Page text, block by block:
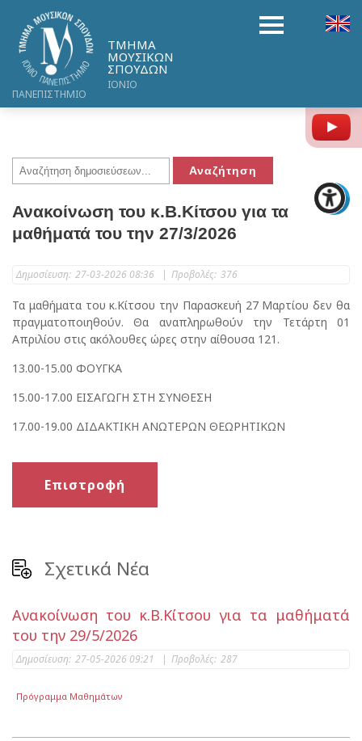
ΤΜΗΜΑ
ΜΟΥΣΙΚΩΝ
ΣΠΟΥΔΩΝ
ΙΟΝΙΟ
ΠΑΝΕΠΙΣΤΗΜΙΟ
Ανακοίνωση του κ.Β.Κίτσου για τα
μαθήματά του την 27/3/2026
Δημοσίευση: 27-03-2026 08:36 | Προβολές: 376
Τα μαθήματα του κ.Κίτσου την Παρασκευή 27 Μαρτίου δεν θα
πραγματοποιηθούν. Θα αναπληρωθούν την Τετάρτη 01
Απριλίου στις ακόλουθες ώρες στην αίθουσα 121.
13.00-15.00 ΦΟΥΓΚΑ
15.00-17.00 ΕΙΣΑΓΩΓΗ ΣΤΗ ΣΥΝΘΕΣΗ
17.00-19.00 ΔΙΔΑΚΤΙΚΗ ΑΝΩΤΕΡΩΝ ΘΕΩΡΗΤΙΚΩΝ
Επιστροφή
Σχετικά Νέα
Ανακοίνωση του κ.Β.Κίτσου για τα μαθήματά
του την 29/5/2026
Δημοσίευση: 27-05-2026 09:21 | Προβολές: 287
Πρόγραμμα Μαθημάτων